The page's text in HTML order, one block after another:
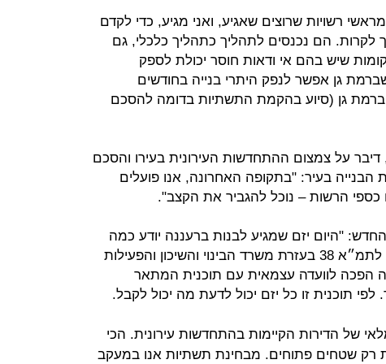
רשויות שרוצים שאגיע, ואני מגיע, כדי לקדם
הם נכנסים לתהליך כתהליך כלכלי, גם
שיש בהם אי ודאות חוסר יכולת לספק
גן אפשר לנפק היתרי בנייה בחודשים
גן (סיוע בהקמת התשתיות בדומה להסכם
דיבר על צמצום ההתחדשות העירונית בעירו והסכם
בעיר: "בתקופה האחרונה, אנו פועלים
כספי הרשות – נוכל להגביר את הקצב".
החדש: "היום יזם שמגיע לבנות ברעננה יודע כמה
ומה אפשר. יזמנו תוכנית מקומית לתמ״א 38 בעזרת משרד הבינוי והשיכון והפעילות
הפכה לוועדה עצמאית עם תוכנית המתאר
תוכנית זו כל יזם יכול לדעת מה יכול לקבל.
של הדירות הקיימות בהתחדשות עירונית. הכי
רק שטחים פתוחים. מבחינת תשתיות אנו במעקב